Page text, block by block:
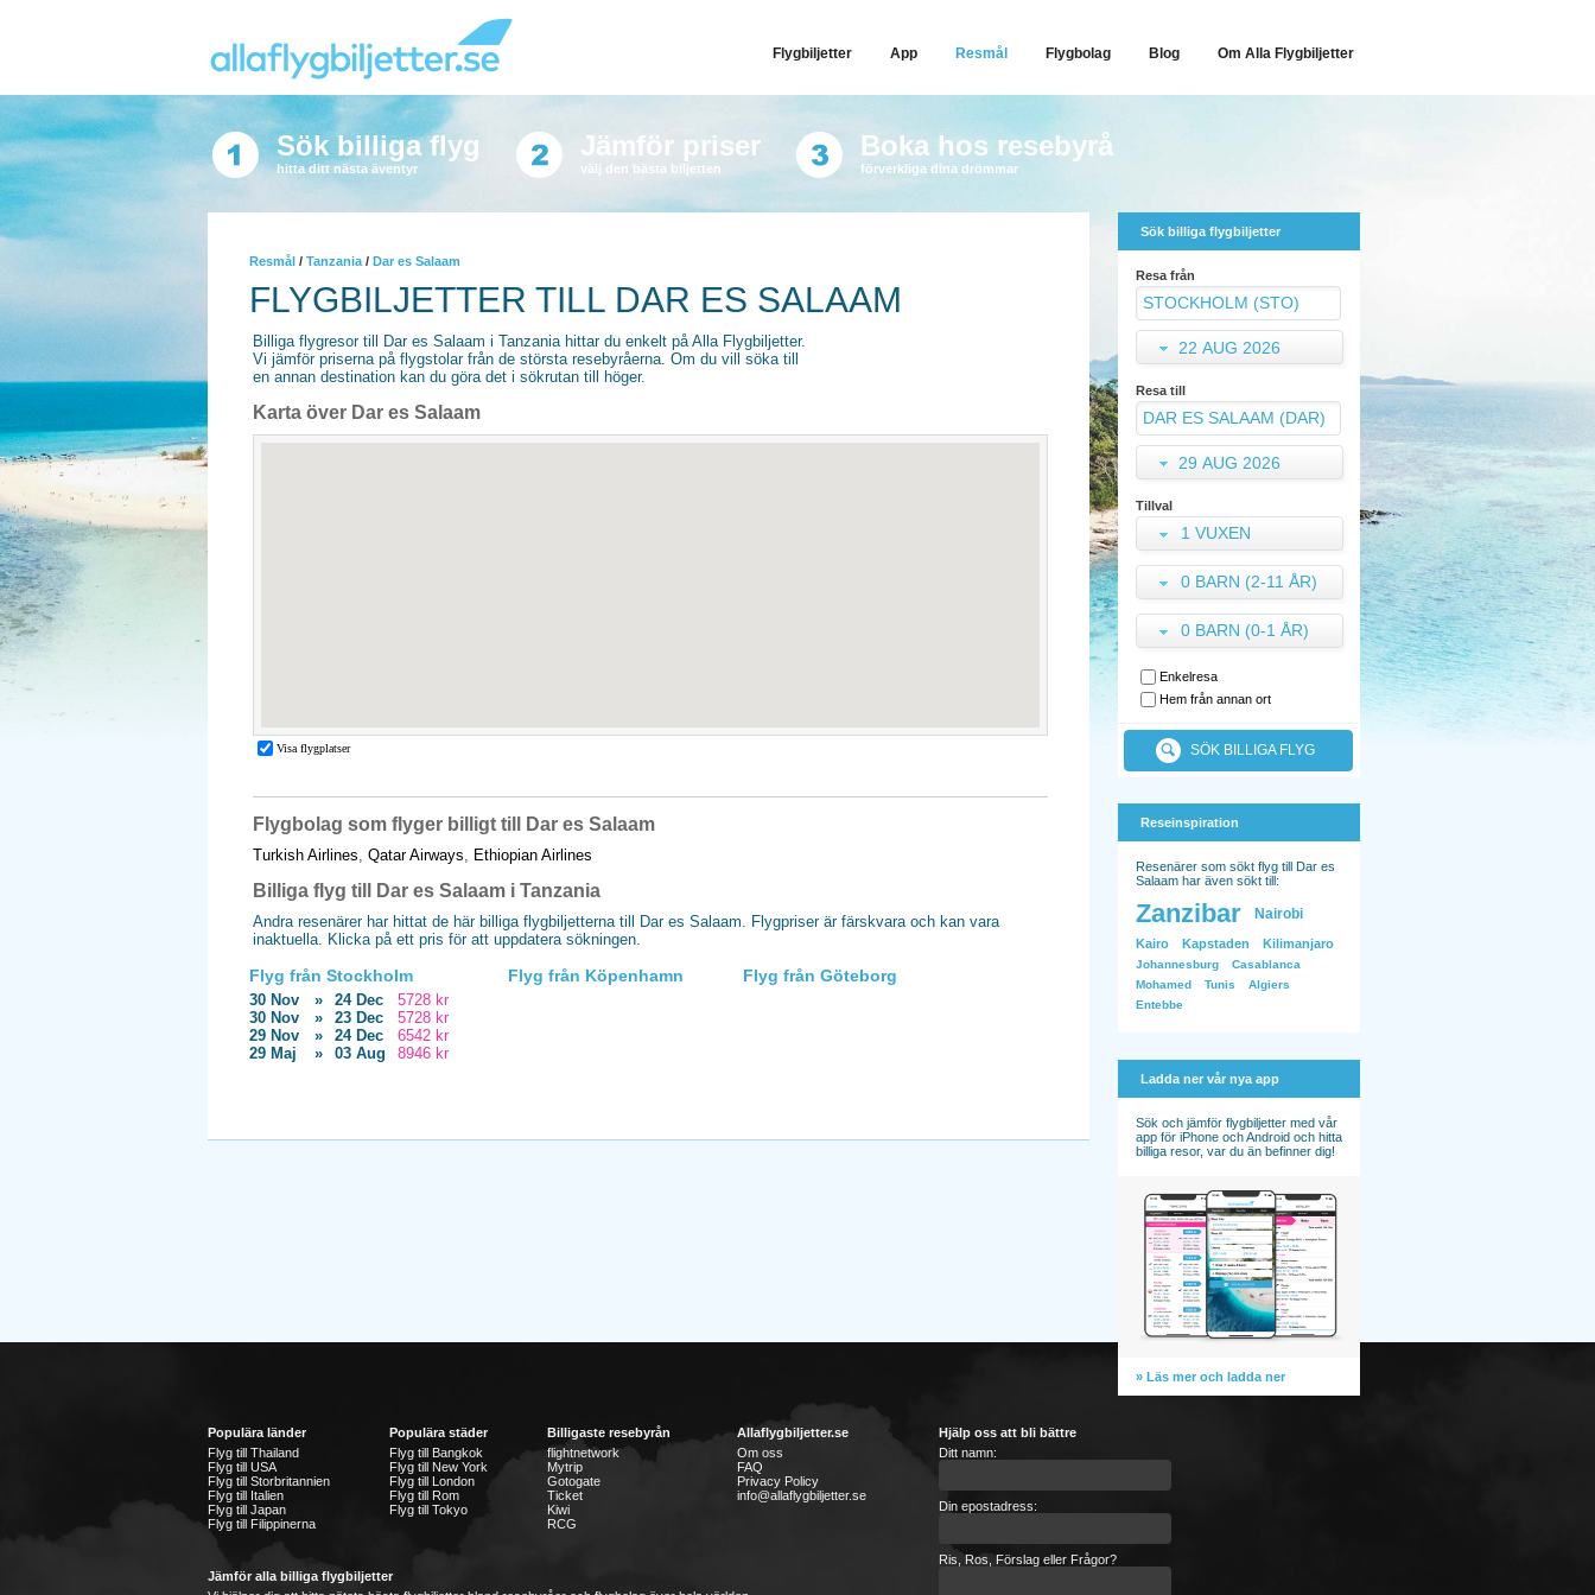
Flygbiljetter App Resmål Flygbolag Blog Om Alla Flygbiljetter
Sök billiga flyg
hitta ditt nästa äventyr
Jämför priser
välj den bästa biljetten
Boka hos resebyrå
förverkliga dina drömmar
Resmål / Tanzania / Dar es Salaam
FLYGBILJETTER TILL DAR ES SALAAM
Billiga flygresor till Dar es Salaam i Tanzania hittar du enkelt på Alla Flygbiljetter.
Vi jämför priserna på flygstolar från de största resebyråerna. Om du vill söka till
en annan destination kan du göra det i sökrutan till höger.
Karta över Dar es Salaam
Flygbolag som flyger billigt till Dar es Salaam
Turkish Airlines, Qatar Airways, Ethiopian Airlines
Billiga flyg till Dar es Salaam i Tanzania
Andra resenärer har hittat de här billiga flygbiljetterna till Dar es Salaam. Flygpriser är färskvara och kan vara
inaktuella. Klicka på ett pris för att uppdatera sökningen.
Flyg från Stockholm
30 Nov » 24 Dec
5728 kr
30 Nov
» 23 Dec
5728 kr
29 Nov
» 24 Dec
6542 kr
29 Maj
» 03 Aug 8946 kr
Flyg från Köpenhamn Flyg från Göteborg
Sök billiga flygbiljetter
Resa från
22 AUG 2026
Resa till
29 AUG 2026
Tillval
1 VUXEN
0 BARN (2-11 ÅR)
0 BARN (0-1 ÅR)
Enkelresa
Hem från annan ort
SÖK BILLIGA FLYG
Reseinspiration
Resenärer som sökt flyg till Dar es
Salaam har även sökt till:
Zanzibar Nairobi
Kairo Kapstaden Kilimanjaro
Johannesburg
Casablanca
Mohamed
Tunis
Algiers
Entebbe
Ladda ner vår nya app
Sök och jämför flygbiljetter med vår
app för iPhone och Android och hitta
billiga resor, var du än befinner dig!
» Läs mer och ladda ner
Populära länder
Flyg till Thailand
Flyg till USA
Flyg till Storbritannien
Flyg till Italien
Flyg till Japan
Flyg till Filippinerna
Populära städer
Flyg till Bangkok
Flyg till New York
Flyg till London
Flyg till Rom
Flyg till Tokyo
Billigaste resebyrån
flightnetwork
Mytrip
Gotogate
Ticket
Kiwi
RCG
Allaflygbiljetter.se
Om oss
FAQ
Privacy Policy
info@allaflygbiljetter.se
Jämför alla billiga flygbiljetter
Hjälp oss att bli bättre
Ditt namn:
Din epostadress:
Ris, Ros, Förslag eller Frågor?